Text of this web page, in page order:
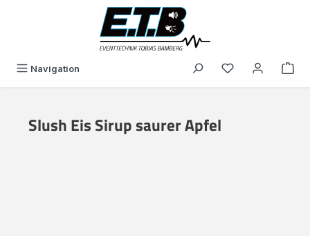
Navigation Du hast 0
Slush Eis Sirup saurer Apfel